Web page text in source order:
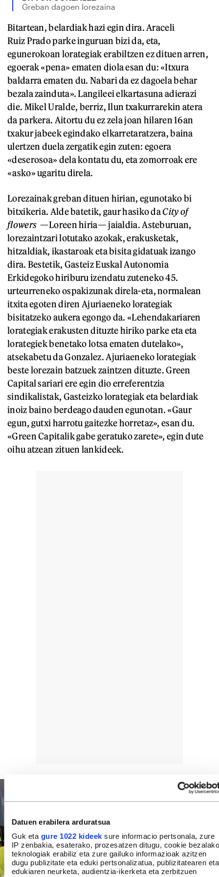
Datuen erabilera arduratsua
Guk eta gure 1022 kideek sure informacio pertsonala, zure
IP zenbakia, esaterako, prozesatzen ditugu, cookie bezalako
teknologiak erabiliz eta zure gailuko informazioak azitzen
dugu publizitate eta eduki pertsonalizatua, publizitatearen eta
edukiaren neurketa, audientzia-ikerketa eta zerbitzuen
Greban dagoen lorezaina
Bitartean, belardiak hazi egin dira. Araceli
Ruiz Prado parke inguruan bizi da, eta,
egunerokoan lorategiak erabiltzen ez dituen arren,
egoerak «pena» ematen diola esan du: «Itxura
baldarra ematen du. Nabari da ez dagoela behar
bezala zainduta». Langileei elkartasuna adierazi
die. Mikel Uralde, berriz, Ilun txakurrarekin atera
da parkera. Aitortu du ez zela joan hilaren 16an
txakur jabeek egindako elkarretaratzera, baina
ulertzen duela zergatik egin zuten: egoera
«deserosoa» dela kontatu du, eta zomorroak ere
«asko» ugaritu direla.
Lorezainak greban dituen hirian, egunotako bi
bitxikeria. Alde batetik, gaur hasiko daCity of
flowers —Loreen hiria— jaialdia. Asteburuan,
lorezaintzari lotutako azokak, erakusketak,
hitzaldiak, ikastaroak eta bisita gidatuak izango
dira. Bestetik, Gasteiz Euskal Autonomia
Erkidegoko hiriburu izendatu zuteneko 45.
urteurreneko ospakizunak direla-eta, normalean
itxita egoten diren Ajuriaeneko lorategiak
bisitatzeko aukera egongo da. «Lehendakariaren
lorategiak erakusten dituzte hiriko parke eta eta
lorategiek benetako lotsa ematen dutelako»,
atsekabetu da Gonzalez. Ajuriaeneko lorategiak
beste lorezain batzuek zaintzen dituzte. Green
Capital sariari ere egin dio erreferentzia
sindikalistak, Gasteizko lorategiak eta belardiak
inoiz baino berdeago dauden egunotan. «Gaur
egun, gutxi harrotu gaitezke horretaz», esan du.
«Green Capitalik gabe geratuko zarete», egin dute
oihu atzean zituen lankideek.